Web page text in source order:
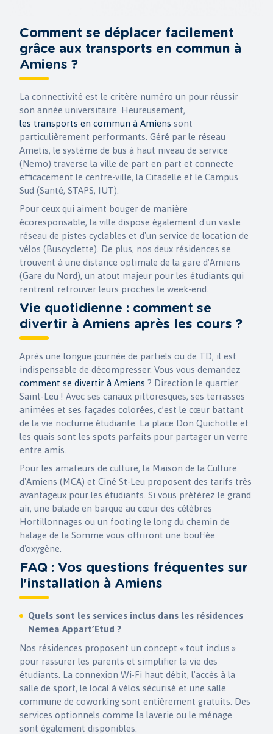
Comment se déplacer facilement
grâce aux transports en commun à
Amiens ?
La connectivité est le critère numéro un pour réussir
son année universitaire. Heureusement,
les transports en commun à Amiens sont
particulièrement performants. Géré par le réseau
Ametis, le système de bus à haut niveau de service
(Nemo) traverse la ville de part en part et connecte
efficacement le centre-ville, la Citadelle et le Campus
Sud (Santé, STAPS, IUT).
Pour ceux qui aiment bouger de manière
écoresponsable, la ville dispose également d'un vaste
réseau de pistes cyclables et d'un service de location de
vélos (Buscyclette). De plus, nos deux résidences se
trouvent à une distance optimale de la gare d'Amiens
(Gare du Nord), un atout majeur pour les étudiants qui
rentrent retrouver leurs proches le week-end.
Vie quotidienne : comment se
divertir à Amiens après les cours ?
Après une longue journée de partiels ou de TD, il est
indispensable de décompresser. Vous vous demandez
comment se divertir à Amiens ? Direction le quartier
Saint-Leu ! Avec ses canaux pittoresques, ses terrasses
animées et ses façades colorées, c’est le cœur battant
de la vie nocturne étudiante. La place Don Quichotte et
les quais sont les spots parfaits pour partager un verre
entre amis.
Pour les amateurs de culture, la Maison de la Culture
d'Amiens (MCA) et Ciné St-Leu proposent des tarifs très
avantageux pour les étudiants. Si vous préférez le grand
air, une balade en barque au cœur des célèbres
Hortillonnages ou un footing le long du chemin de
halage de la Somme vous offriront une bouffée
d'oxygène.
FAQ : Vos questions fréquentes sur
l'installation à Amiens
Quels sont les services inclus dans les résidences
Nemea Appart’Etud ?
Nos résidences proposent un concept « tout inclus »
pour rassurer les parents et simplifier la vie des
étudiants. La connexion Wi-Fi haut débit, l'accès à la
salle de sport, le local à vélos sécurisé et une salle
commune de coworking sont entièrement gratuits. Des
services optionnels comme la laverie ou le ménage
sont également disponibles.